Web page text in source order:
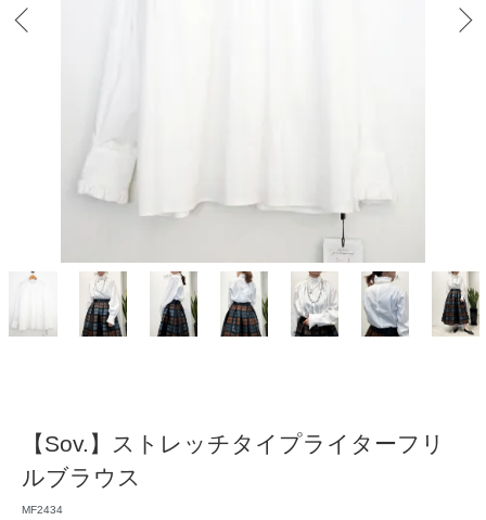
【Sov.】ストレッチタイプライターフリ
ルブラウス
MF2434